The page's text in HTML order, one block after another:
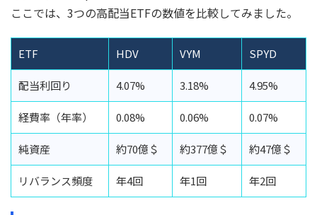
ここでは、3つの高配当ETFの数値を比較してみました。
ETF HDV VYM SPYD
配当利回り 4.07% 3.18% 4.95%
経費率（年率） 0.08% 0.06% 0.07%
純資産 約70億＄ 約377億＄ 約47億＄
リバランス頻度 年4回 年1回 年2回